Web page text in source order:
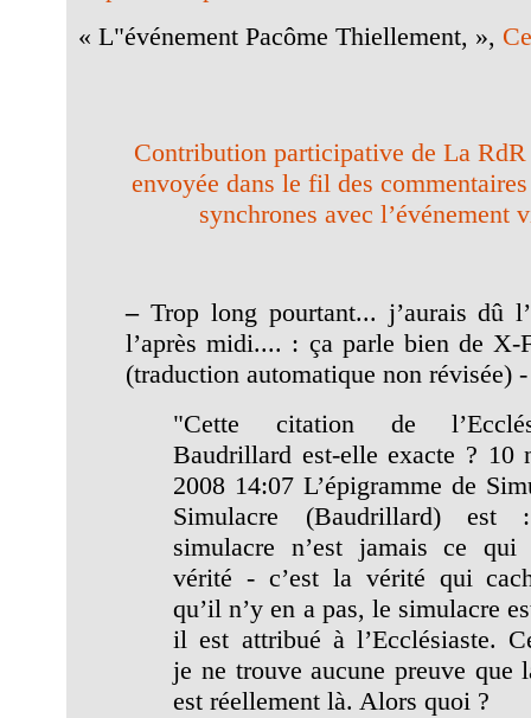
« L"événement Pacôme Thiellement, »,
Contribution participative de La RdR
envoyée dans le fil des
synchrones avec l’événement
–Trop long pourtant... j’aurais dû
l’après midi.... : ça parle bien de X-
(traduction automatique non révisée)
"Cette citation de
Baudrillard est-elle exacte ? 10
2008 14:07 L’épigramme de
Simulacre (Baudrillard)
simulacre n’est jamais ce qui
vérité - c’est la vérité qui
qu’il n’y en a pas, le simulacre
il est attribué à l’Ecclésiaste.
je ne trouve aucune preuve que
est réellement là. Alors quoi ?